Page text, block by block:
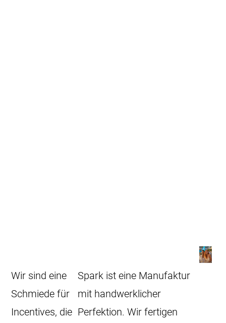
Wir sind eine
Schmiede für
Incentives, die
Spark ist eine Manufaktur
mit handwerklicher
Perfektion. Wir fertigen